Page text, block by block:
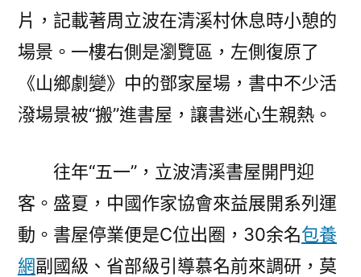
片，記載著周立波在清溪村休息時小憩的
場景。一樓右側是瀏覽區，左側復原了
《山鄉劇變》中的鄧家屋場，書中不少活
潑場景被“搬”進書屋，讓書迷心生親熱。
往年“五一”，立波清溪書屋開門迎
客。盛夏，中國作家協會來益展開系列運
動。書屋停業便是C位出圈，30余名包養
網副國級、省部級引導慕名前來調研，莫